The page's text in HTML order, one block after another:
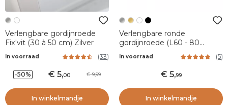
Verlengbare gordijnroede
Fix'vit (30 à 50 cm) Zilver
In voorraad (33)
-50% 5,00 9,99
In winkelmandje
Verlengbare ronde
gordijnroede (L60 - 80
In voorraad (5)
5,99
In winkelmandje